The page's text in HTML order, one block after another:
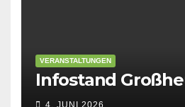
VERANSTALTUNGEN
Infostand
4. JUNI 2026